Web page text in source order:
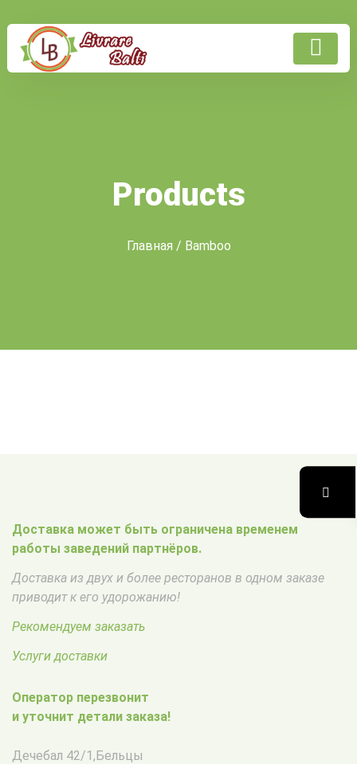
Products
Главная / Bamboo
Доставка может быть ограничена временем
работы заведений партнёров.
Доставка из двух и более ресторанов в одном заказе
приводит к его удорожанию!
Рекомендуем заказать
Услуги доставки
Оператор перезвонит
и уточнит детали заказа!
Дечебал 42/1,Бельцы